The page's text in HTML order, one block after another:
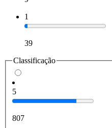
1
39
Classificação
5
807